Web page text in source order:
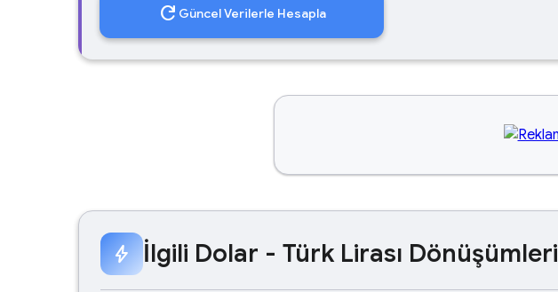
refresh Güncel Verilerle Hesapla
bolt İlgili Dolar - Türk Lirası Dönüşümleri